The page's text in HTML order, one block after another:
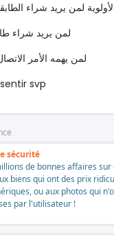
لمن يريد شراء الطابقين
لمن يريد شراء طابق 160.000د
لمن يهمه الأمر الاتصال
svp
sécurité
de bonnes affaires sur
biens qui ont des prix
ou aux photos qui
par l'utilisateur !